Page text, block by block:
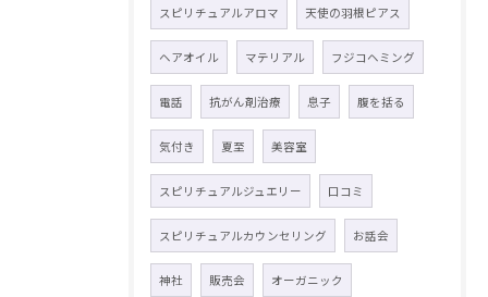
スピリチュアルアロマ 天使の羽根ピアス
ヘアオイル マテリアル フジコヘミング
電話 抗がん剤治療 息子 腹を括る
気付き 夏至 美容室
スピリチュアルジュエリー 口コミ
スピリチュアルカウンセリング お話会
神社 販売会 オーガニック